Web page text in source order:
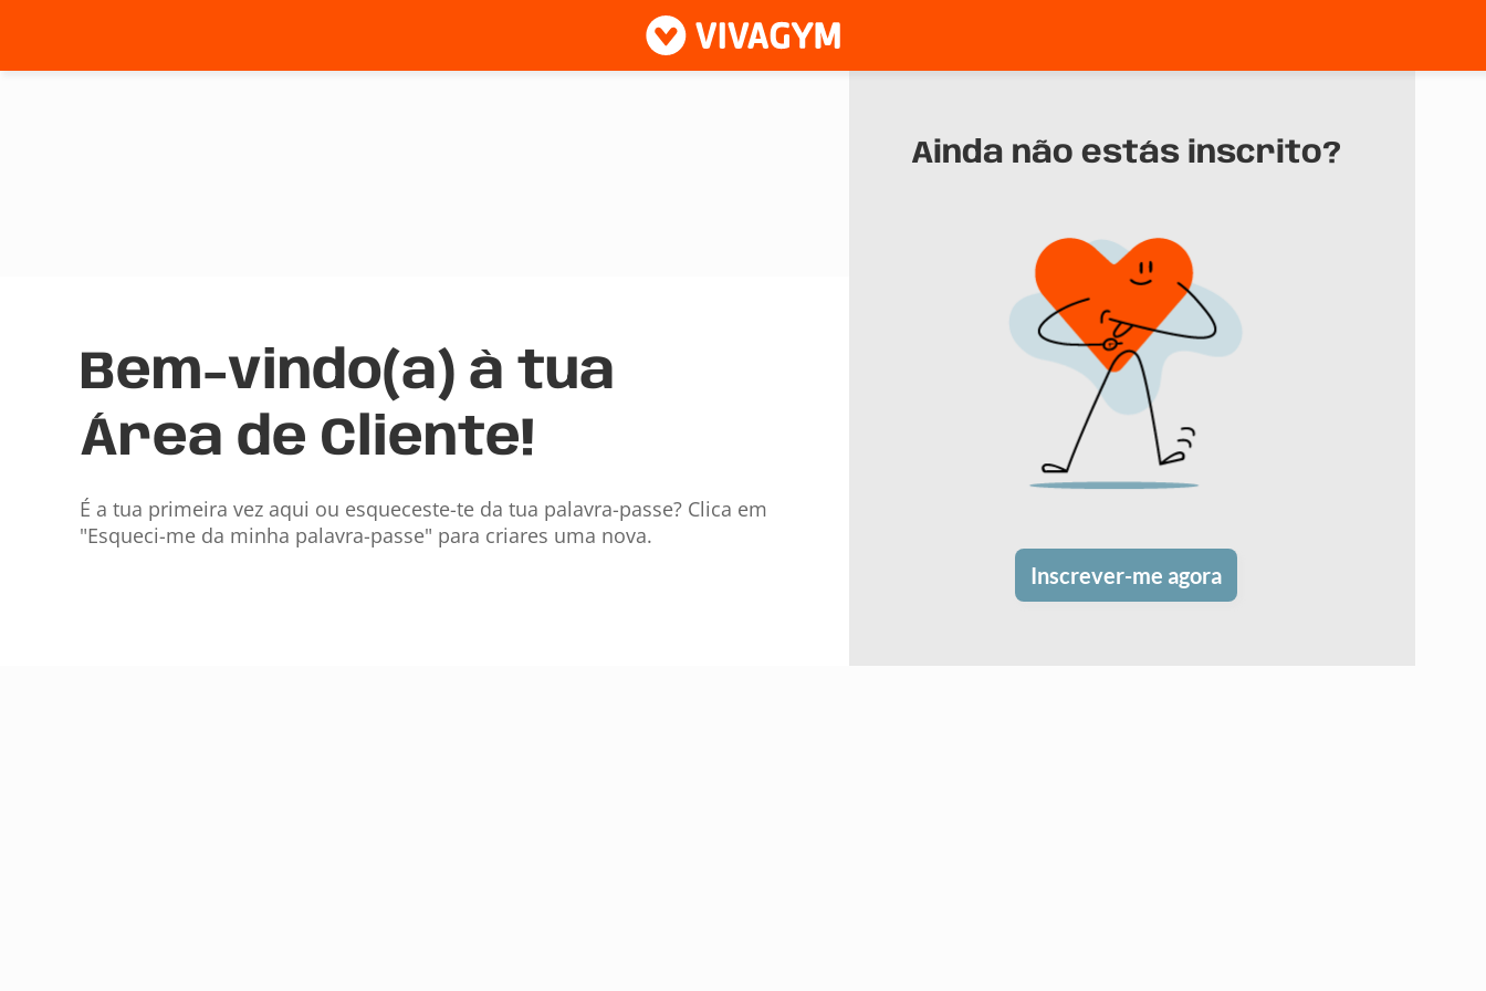
Bem-vindo(a) à tua
Área de Cliente!
É a tua primeira vez aqui ou esqueceste-te da tua palavra-passe? Clica em
"Esqueci-me da minha palavra-passe" para criares uma nova.
Ainda não estás inscrito?
Inscrever-me agora